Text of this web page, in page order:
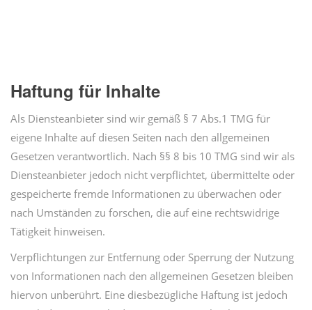
Haftung für Inhalte
Als Diensteanbieter sind wir gemäß § 7 Abs.1 TMG für
eigene Inhalte auf diesen Seiten nach den allgemeinen
Gesetzen verantwortlich. Nach §§ 8 bis 10 TMG sind wir als
Diensteanbieter jedoch nicht verpflichtet, übermittelte oder
gespeicherte fremde Informationen zu überwachen oder
nach Umständen zu forschen, die auf eine rechtswidrige
Tätigkeit hinweisen.
Verpflichtungen zur Entfernung oder Sperrung der Nutzung
von Informationen nach den allgemeinen Gesetzen bleiben
hiervon unberührt. Eine diesbezügliche Haftung ist jedoch